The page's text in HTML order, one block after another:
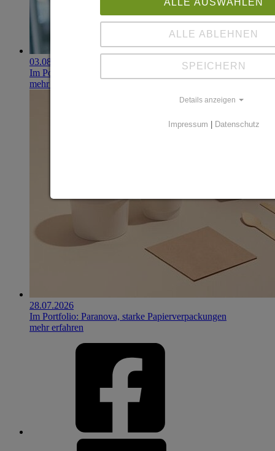
03.08.2026
Im Portfolio: Iset Telecom, IT für das Gesundheitswesen
mehr erfahren
28.07.2026
Im Portfolio: Paranova, starke Papierverpackungen
mehr erfahren
ALLE AUSWÄHLEN
ALLE ABLEHNEN
SPEICHERN
Details anzeigen
Impressum Datenschutz